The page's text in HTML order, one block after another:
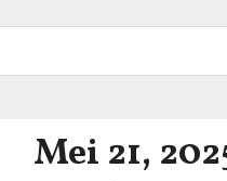
Mei 21,